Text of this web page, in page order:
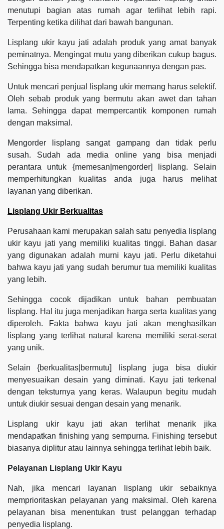
menutupi bagian atas rumah agar terlihat lebih rapi.
Terpenting ketika dilihat dari bawah bangunan.
Lisplang ukir kayu jati adalah produk yang amat banyak
peminatnya. Mengingat mutu yang diberikan cukup bagus.
Sehingga bisa mendapatkan kegunaannya dengan pas.
Untuk mencari penjual lisplang ukir memang harus selektif.
Oleh sebab produk yang bermutu akan awet dan tahan
lama. Sehingga dapat mempercantik komponen rumah
dengan maksimal.
Mengorder lisplang sangat gampang dan tidak perlu
susah. Sudah ada media online yang bisa menjadi
perantara untuk {memesan|mengorder] lisplang. Selain
memperhitungkan kualitas anda juga harus melihat
layanan yang diberikan.
Lisplang Ukir Berkualitas
Perusahaan kami merupakan salah satu penyedia lisplang
ukir kayu jati yang memiliki kualitas tinggi. Bahan dasar
yang digunakan adalah murni kayu jati. Perlu diketahui
bahwa kayu jati yang sudah berumur tua memiliki kualitas
yang lebih.
Sehingga cocok dijadikan untuk bahan pembuatan
lisplang. Hal itu juga menjadikan harga serta kualitas yang
diperoleh. Fakta bahwa kayu jati akan menghasilkan
lisplang yang terlihat natural karena memiliki serat-serat
yang unik.
Selain {berkualitas|bermutu] lisplang juga bisa diukir
menyesuaikan desain yang diminati. Kayu jati terkenal
dengan teksturnya yang keras. Walaupun begitu mudah
untuk diukir sesuai dengan desain yang menarik.
Lisplang ukir kayu jati akan terlihat menarik jika
mendapatkan finishing yang sempurna. Finishing tersebut
biasanya diplitur atau lainnya sehingga terlihat lebih baik.
Pelayanan Lisplang Ukir Kayu
Nah, jika mencari layanan lisplang ukir sebaiknya
memprioritaskan pelayanan yang maksimal. Oleh karena
pelayanan bisa menentukan trust pelanggan terhadap
penyedia lisplang.